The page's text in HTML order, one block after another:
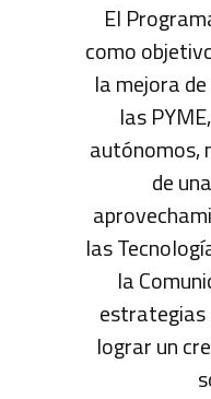
El
como
la mejora
las
autónomos,
de
las
la
estrategias
lograr un